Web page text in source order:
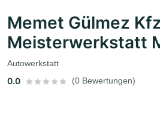
Memet Gülmez
Meisterwerkstatt
Autowerkstatt
0.0 (0 Bewertungen)